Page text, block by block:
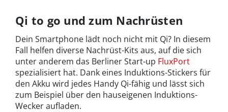
Qi to go und zum Nachrüsten
Dein Smartphone lädt noch nicht mit Qi? In diesem
Fall helfen diverse Nachrüst-Kits aus, auf die sich
unter anderem das Berliner Start-up FluxPort
spezialisiert hat. Dank eines Induktions-Stickers für
den Akku wird jedes Handy Qi-fähig und lässt sich
zum Beispiel über den hauseigenen Induktions-
Wecker aufladen.